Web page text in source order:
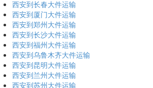
西安到长春大件运输
西安到厦门大件运输
西安到郑州大件运输
西安到长沙大件运输
西安到福州大件运输
西安到乌鲁木齐大件运输
西安到昆明大件运输
西安到兰州大件运输
西安到苏州大件运输